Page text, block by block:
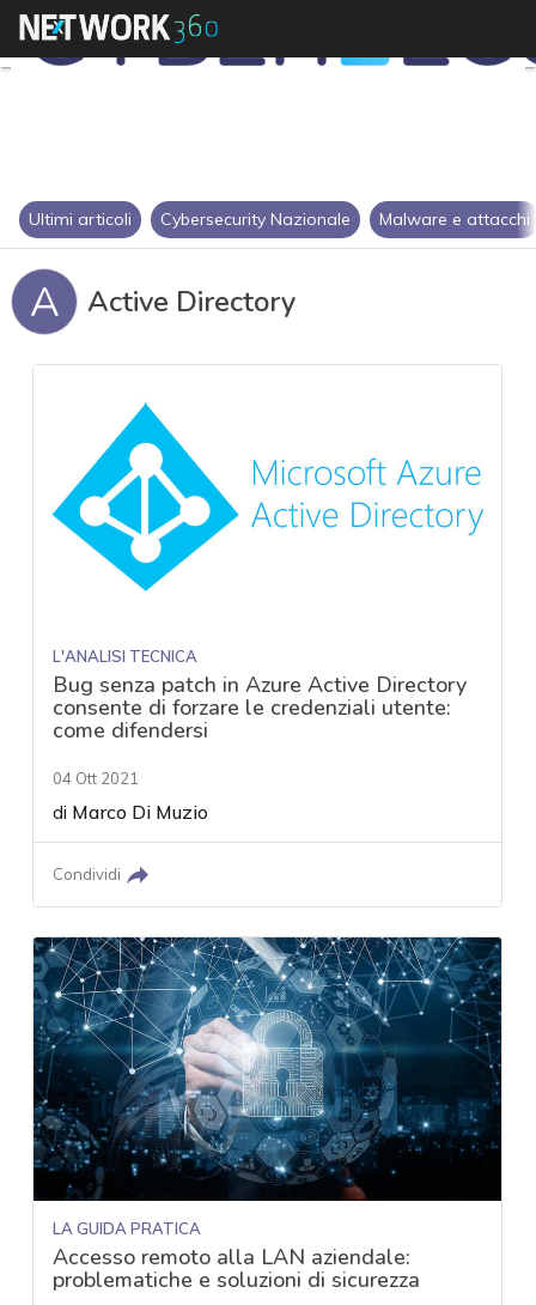
Ultimi articoli Cybersecurity Nazionale Malware e attacchi
A Active Directory
L'ANALISI TECNICA
Bug senza patch in Azure Active Directory
consente di forzare le credenziali utente:
come difendersi
04 Ott 2021
di Marco Di Muzio
Condividi
LA GUIDA PRATICA
Accesso remoto alla LAN aziendale:
problematiche e soluzioni di sicurezza